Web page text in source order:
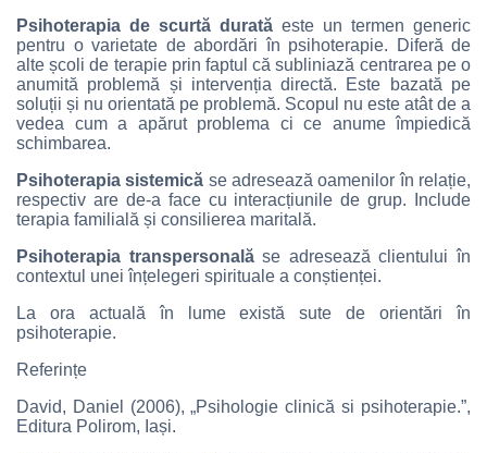
Psihoterapia de scurtă durată este un termen generic
pentru o varietate de abordări în psihoterapie. Diferă de
alte școli de terapie prin faptul că subliniază centrarea pe o
anumită problemă și intervenția directă. Este bazată pe
soluții și nu orientată pe problemă. Scopul nu este atât de a
vedea cum a apărut problema ci ce anume împiedică
schimbarea.
Psihoterapia sistemică se adresează oamenilor în relație,
respectiv are de-a face cu interacțiunile de grup. Include
terapia familială și consilierea maritală.
Psihoterapia transpersonalăse adresează clientului în
contextul unei înțelegeri spirituale a conștienței.
La ora actuală în lume există sute de orientări în
psihoterapie.
Referințe
David, Daniel (2006), „Psihologie clinică si psihoterapie.”,
Editura Polirom, Iași.